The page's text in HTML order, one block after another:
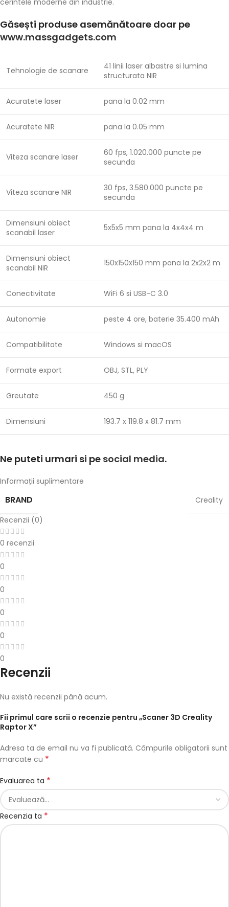
cerintele moderne din industrie.
Găsești produse asemănătoare doar pe
www.massgadgets.com
Tehnologie de scanare
41 linii laser albastre si lumina
structurata NIR
Acuratete laser pana la 0.02 mm
Acuratete NIR pana la 0.05 mm
Viteza scanare laser
60 fps, 1.020.000 puncte pe
secunda
Viteza scanare NIR
30 fps, 3.580.000 puncte pe
secunda
Dimensiuni obiect
scanabil laser
5x5x5 mm pana la 4x4x4 m
Dimensiuni obiect
scanabil NIR
150x150x150 mm pana la 2x2x2 m
Conectivitate WiFi 6 si USB-C 3.0
Autonomie peste 4 ore, baterie 35.400 mAh
Compatibilitate Windows si macOS
Formate export OBJ, STL, PLY
Greutate 450 g
Dimensiuni 193.7 x 119.8 x 81.7 mm
Ne puteti urmari si pe social media.
Informații suplimentare
BRAND
Creality
Recenzii (0)
0 recenzii
0
0
0
0
0
Recenzii
Nu există recenzii până acum.
Fii primul care scrii o recenzie pentru „Scaner 3D Creality
Raptor X”
Adresa ta de email nu va fi publicată. Câmpurile obligatorii sunt
marcate cu *
Evaluarea ta *
Recenzia ta *